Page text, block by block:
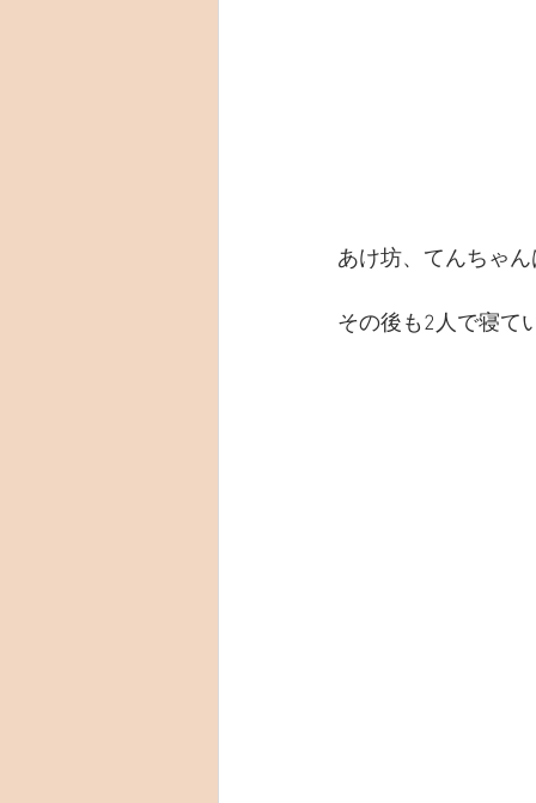
あけ坊、てんちゃ
その後も2人で寝て